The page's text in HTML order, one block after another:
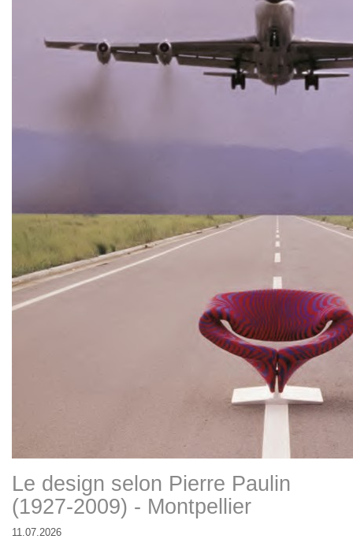
Le design selon Pierre Paulin
(1927-2009) - Montpellier
11.07.2026